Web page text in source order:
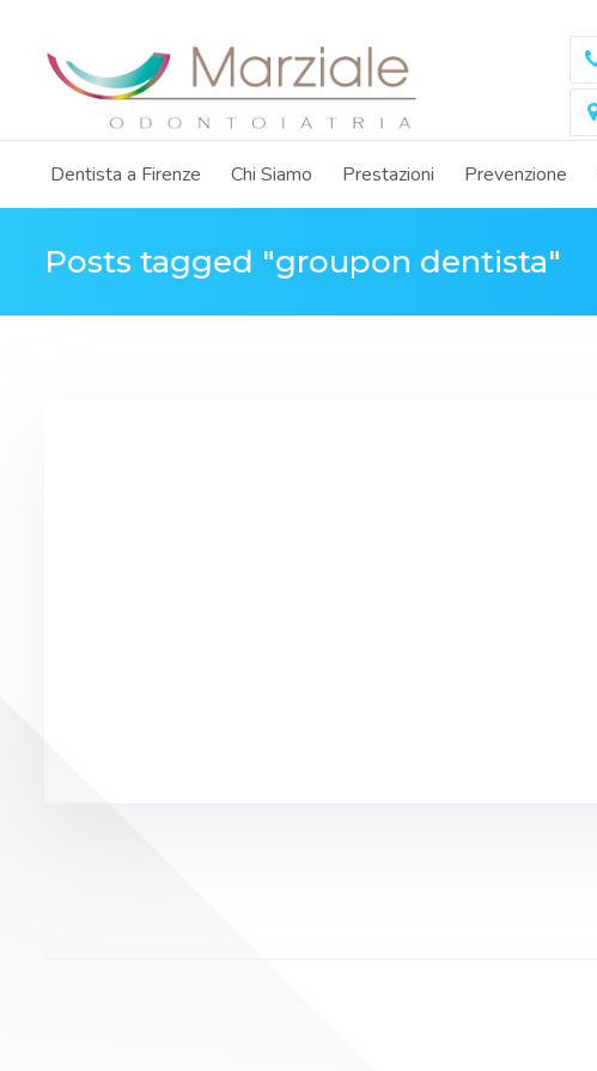
Dentista a Firenze Chi Siamo Prestazioni Prevenzione
Posts tagged "groupon dentista"